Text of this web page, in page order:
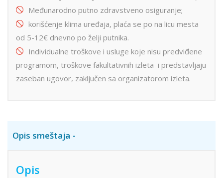
Međunarodno putno zdravstveno osiguranje;
korišćenje klima uređaja, plaća se po na licu mesta
od 5-12€ dnevno po želji putnika.
Individualne troškove i usluge koje nisu predviđene
programom, troškove fakultativnih izleta i predstavljaju
zaseban ugovor, zaključen sa organizatorom izleta.
Opis smeštaja
Opis